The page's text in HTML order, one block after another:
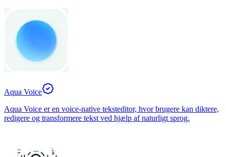
Aqua Voice
Aqua Voice er en voice-native teksteditor, hvor brugere kan diktere,
redigere og transformere tekst ved hjælp af naturligt sprog.